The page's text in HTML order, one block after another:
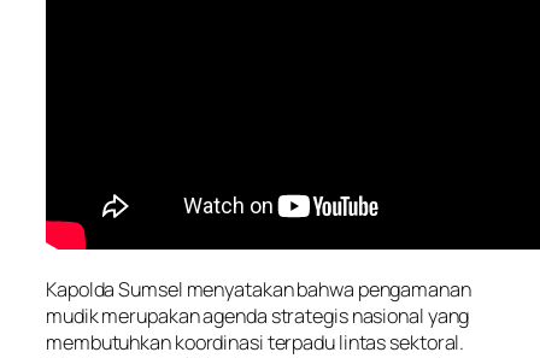
Kapolda Sumsel menyatakan bahwa pengamanan
mudik merupakan agenda strategis nasional yang
membutuhkan koordinasi terpadu lintas sektoral.